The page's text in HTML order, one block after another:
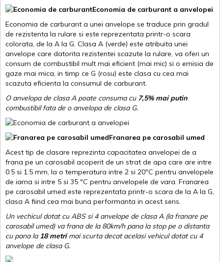
Economia de carburant a anvelopei
Economia de carburant a unei anvelope se traduce prin gradul
de rezistenta la rulare si este reprezentata printr-o scara
colorata, de la A la G. Clasa A (verde) este atribuita unei
anvelope care datorita rezistentei scazute la rulare, va oferi un
consum de combustibil mult mai eficient (mai mic) si o emisia de
gaze mai mica, in timp ce G (rosu) este clasa cu cea mai
scazuta eficienta la consumul de carburant.
O anvelopa de clasa A poate consuma cu 7,5% mai putin
combustibil fata de o anvelopa de clasa G.
Franarea pe carosabil umed
Acest tip de clasare reprezinta capacitatea anvelopei de a
frana pe un carosabil acoperit de un strat de apa care are intre
0.5 si 1.5 mm, la o temperatura intre 2 si 20ºC pentru anvelopele
de iarna si intre 5 si 35 ºC pentru anvelopele de vara. Franarea
pe carosabil umed este reprezentata printr-o scara de la A la G,
clasa A fiind cea mai buna performanta in acest sens.
Un vechicul dotat cu ABS si 4 anvelope de clasa A (la franare pe
carosabil umed) va frana de la 80km/h pana la stop pe o distanta
cu pana la 18 metrimai scurta decat acelasi vehicul dotat cu 4
anvelope de clasa G.